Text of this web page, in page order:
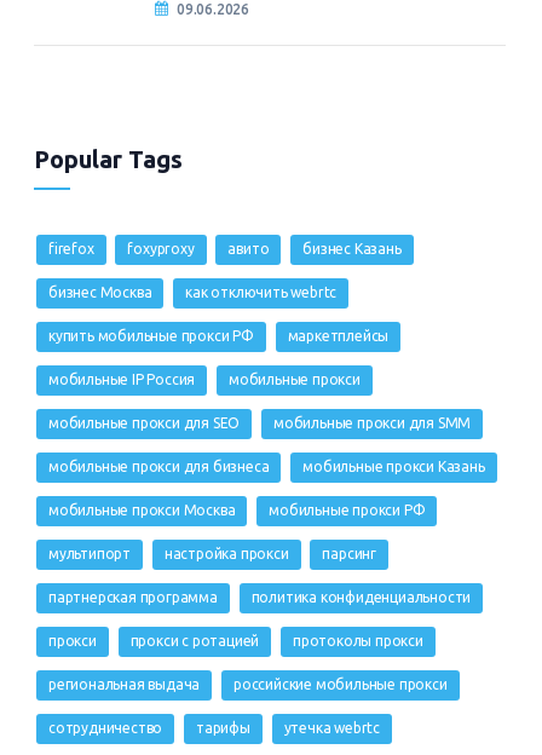
09.06.2026
Popular Tags
firefox foxyproxy авито бизнес Казань
бизнес Москва как отключить webrtc
купить мобильные прокси РФ маркетплейсы
мобильные IP Россия мобильные прокси
мобильные прокси для SEO мобильные прокси для SMM
мобильные прокси для бизнеса мобильные прокси Казань
мобильные прокси Москва мобильные прокси РФ
мультипорт настройка прокси парсинг
партнерская программа политика конфиденциальности
прокси прокси с ротацией протоколы прокси
региональная выдача российские мобильные прокси
сотрудничество тарифы утечка webrtc